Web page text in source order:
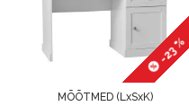
-23 %
MÕÕTMED (LxSxK)